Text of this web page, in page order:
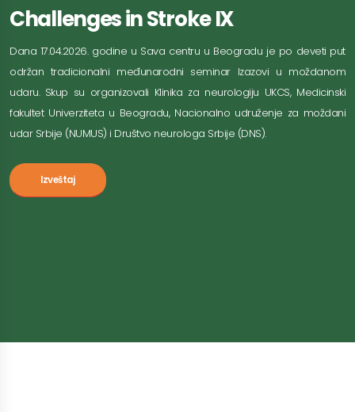
Challenges in Stroke IX
Dana 17.04.2026. godine u Sava centru u Beogradu je po deveti put
održan tradicionalni međunarodni seminar Izazovi u moždanom
udaru. Skup su organizovali Klinika za neurologiju UKCS, Medicinski
fakultet Univerziteta u Beogradu, Nacionalno udruženje za moždani
udar Srbije (NUMUS) i Društvo neurologa Srbije (DNS).
Izveštaj